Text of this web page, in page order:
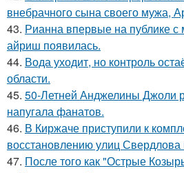
внебрачного сына своего мужа,
43. Рианна впервые на публике
айриш появилась.
44. Вода уходит, но контроль
области.
45. 50-Летней Анджелины Джоли
напугала фанатов.
46. В Киржаче приступили к
восстановлению улиц
47. После того как "Острые